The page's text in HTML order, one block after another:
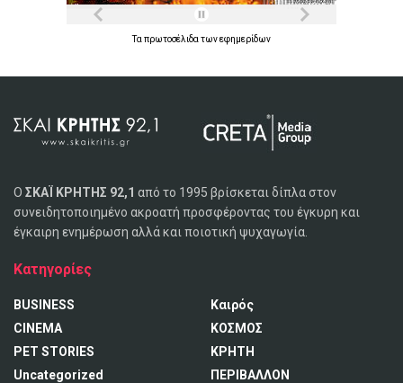
Τα πρωτοσέλιδα τωνεφημερίδων
Ο ΣΚΑΪ ΚΡΗΤΗΣ 92,1 από το 1995 βρίσκεται δίπλα στον
συνειδητοποιημένο ακροατή προσφέροντας του έγκυρη και
έγκαιρη ενημέρωση αλλά και ποιοτική ψυχαγωγία.
Κατηγορίες
BUSINESS
CINEMA
PET STORIES
Uncategorized
Καιρός
ΚΟΣΜΟΣ
ΚΡΗΤΗ
ΠΕΡΙΒΑΛΛΟΝ